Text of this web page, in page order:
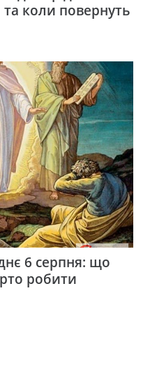
коли повернуть
6 серпня: що
робити